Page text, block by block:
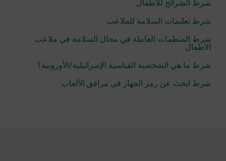
شرط الشرائح للأطفال
شرط تعليمات السلامة للملاعب
شرط المنظمات العاملة في مجال السلامة في ملاعب
الأطفال
شرط ما هي الشخصية القياسية الإسرائيلية/الأوروبية؟
شرط ابحث عن رمز الجهاز في مرافق الألعاب